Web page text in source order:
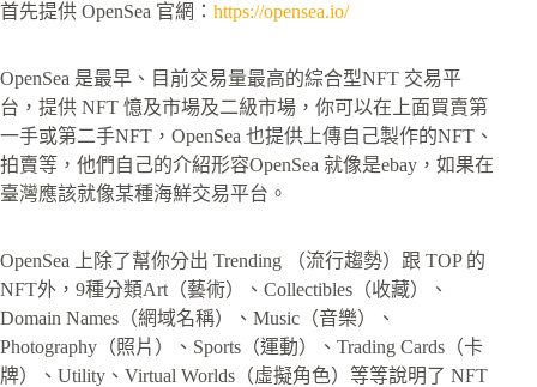
首先提供 OpenSea 官網： https://opensea.io/
OpenSea 是最早、目前交易量最高的綜合型NFT 交易平
台，提供 NFT 憶及市場及二級市場，你可以在上面買賣第
一手或第二手NFT，OpenSea 也提供上傳自己製作的NFT、
拍賣等，他們自己的介紹形容OpenSea 就像是ebay，如果在
臺灣應該就像某種海鮮交易平台。
OpenSea 上除了幫你分出 Trending （流行趨勢）跟 TOP 的
NFT外，9種分類Art（藝術）、Collectibles（收藏）、
Domain Names（網域名稱）、Music（音樂）、
Photography（照片）、Sports（運動）、Trading Cards（卡
牌）、Utility、Virtual Worlds（虛擬角色）等等說明了 NFT